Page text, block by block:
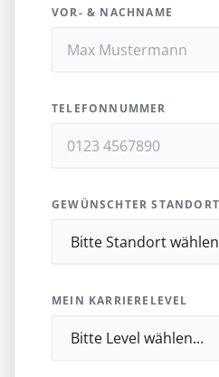
VOR- & NACHNAME
TELEFONNUMMER
GEWÜNSCHTER STANDORT
MEIN KARRIERELEVEL